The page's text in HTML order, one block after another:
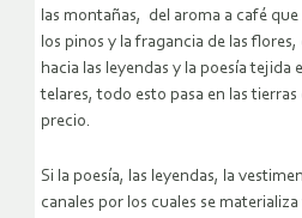
las montañas, del aroma a café
los pinos y la fragancia de las
hacia las leyendas y la poesía tejida
telares, todo esto pasa en las
precio.
Si la poesía, las leyendas, la
canales por los cuales se